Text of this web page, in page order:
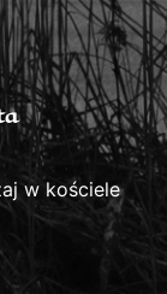
w kościele